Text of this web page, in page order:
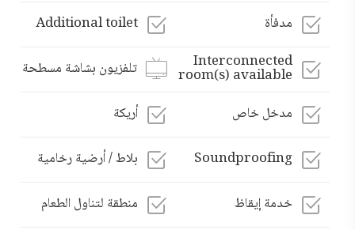
مدفأة
Additional toilet
Interconnected
room(s) available
تلفزيون بشاشة مسطحة
مدخل خاص
أريكة
Soundproofing
بلاط / أرضية رخامية
خدمة إيقاظ
منطقة لتناول الطعام